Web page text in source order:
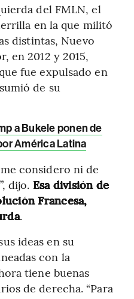
del FMLN, el
en la que militó
distintas, Nuevo
en 2012 y 2015,
fue expulsado en
de su
a Bukele ponen de
América Latina
considero ni de
dijo. Esa división de
Francesa,
.
ideas en su
con la
tiene buenas
de derecha. “Para